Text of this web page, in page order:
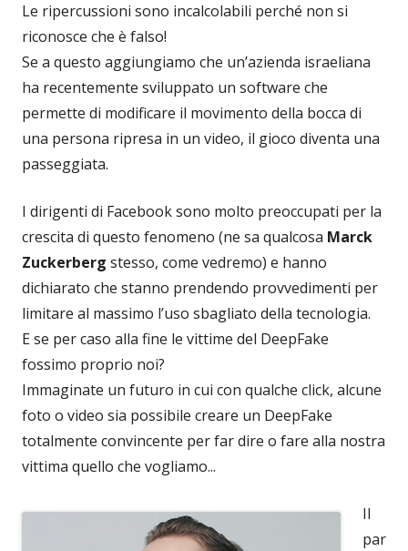
Le ripercussioni sono incalcolabili perché non si
riconosce che è falso!
Se a questo aggiungiamo che un’azienda israeliana
ha recentemente sviluppato un software che
permette di modificare il movimento della bocca di
una persona ripresa in un video, il gioco diventa una
passeggiata.
I dirigenti di Facebook sono molto preoccupati per la
crescita di questo fenomeno (ne sa qualcosa Marck
Zuckerberg stesso, come vedremo) e hanno
dichiarato che stanno prendendo provvedimenti per
limitare al massimo l’uso sbagliato della tecnologia.
E se per caso alla fine le vittime del DeepFake
fossimo proprio noi?
Immaginate un futuro in cui con qualche click, alcune
foto o video sia possibile creare un DeepFake
totalmente convincente per far dire o fare alla nostra
vittima quello che vogliamo...
Il
par